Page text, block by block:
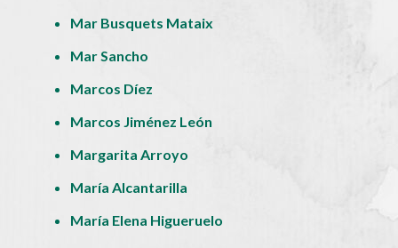
Mar Busquets Mataix
Mar Sancho
Marcos Díez
Marcos Jiménez León
Margarita Arroyo
María Alcantarilla
María Elena Higueruelo